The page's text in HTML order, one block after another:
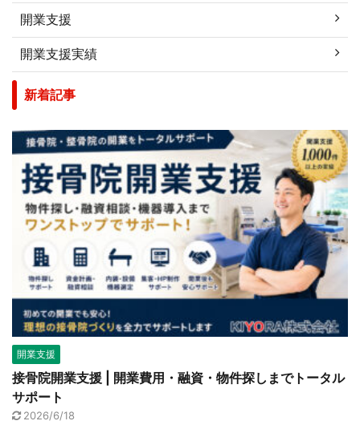
開業支援
開業支援実績
新着記事
開業支援
接骨院開業支援 | 開業費用・融資・物件探しまでトータル
サポート
2026/6/18